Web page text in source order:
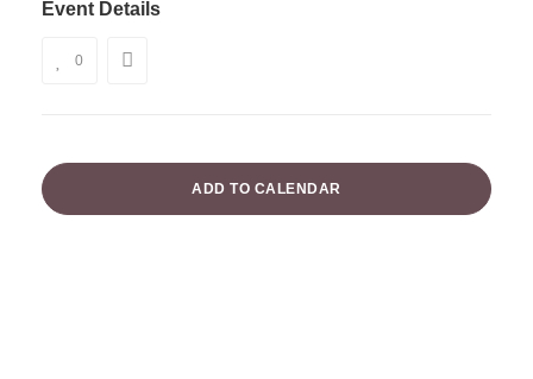
Event Details
0
ADD TO CALENDAR